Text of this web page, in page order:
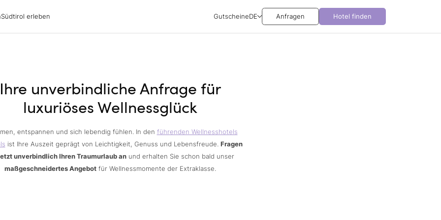
Südtirol erleben GutscheineDE Anfragen Hotel finden
Ihre unverbindliche Anfrage für
luxuriöses Wellnessglück
entspannen und sich lebendig fühlen. In den führenden Wellnesshotels
ist Ihre Auszeit geprägt von Leichtigkeit, Genuss und Lebensfreude. Fragen
unverbindlich Ihren Traumurlaub an und erhalten Sie schon bald unser
maßgeschneidertes Angebot für Wellnessmomente der Extraklasse.